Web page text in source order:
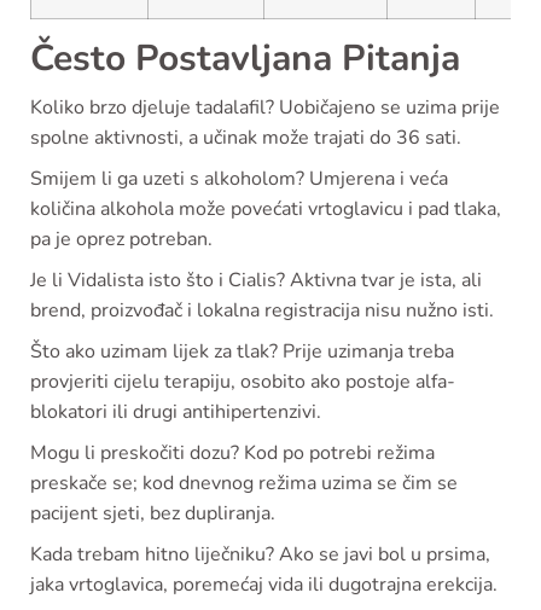
Često Postavljana Pitanja
Koliko brzo djeluje tadalafil? Uobičajeno se uzima prije
spolne aktivnosti, a učinak može trajati do 36 sati.
Smijem li ga uzeti s alkoholom? Umjerena i veća
količina alkohola može povećati vrtoglavicu i pad tlaka,
pa je oprez potreban.
Je li Vidalista isto što i Cialis? Aktivna tvar je ista, ali
brend, proizvođač i lokalna registracija nisu nužno isti.
Što ako uzimam lijek za tlak? Prije uzimanja treba
provjeriti cijelu terapiju, osobito ako postoje alfa-
blokatori ili drugi antihipertenzivi.
Mogu li preskočiti dozu? Kod po potrebi režima
preskače se; kod dnevnog režima uzima se čim se
pacijent sjeti, bez dupliranja.
Kada trebam hitno liječniku? Ako se javi bol u prsima,
jaka vrtoglavica, poremećaj vida ili dugotrajna erekcija.